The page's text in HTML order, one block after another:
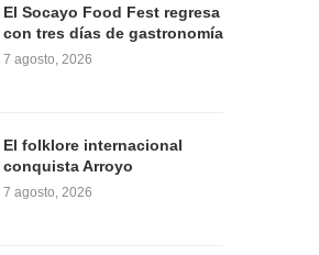
El Socayo Food Fest regresa
con tres días de gastronomía
7 agosto, 2026
El folklore internacional
conquista Arroyo
7 agosto, 2026